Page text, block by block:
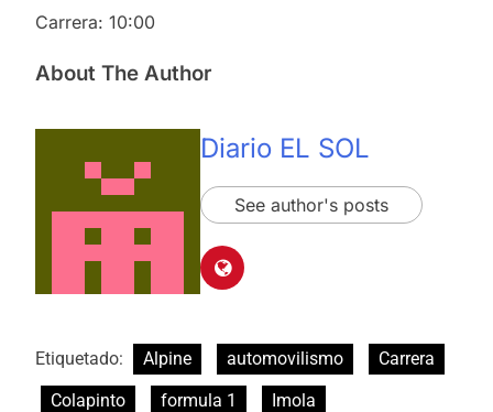
Carrera: 10:00
About The Author
Diario EL SOL
See author's posts
Etiquetado: Alpine automovilismo
Carrera
Colapinto
formula 1 Imola